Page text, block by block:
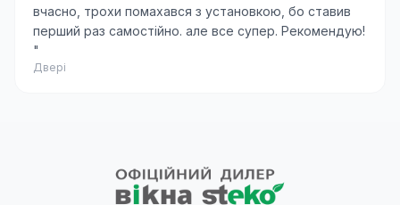
вчасно, трохи помахався з установкою, бо ставив
перший раз самостійно. але все супер. Рекомендую!
"
Двері